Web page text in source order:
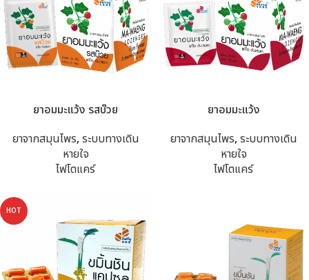
ยาอมมะแว้ง รสบ๊วย
ยาจากสมุนไพร, ระบบทางเดิน
หายใจ
ไฟโตแคร์
ยาอมมะแว้ง
ยาจากสมุนไพร, ระบบทางเดิน
หายใจ
ไฟโตแคร์
HOT